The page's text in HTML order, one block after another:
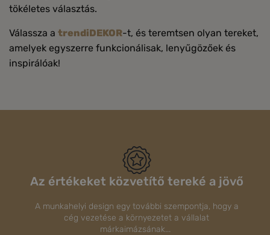
Az értékeket közvetítő tereké a jövő
A munkahelyi design egy további szempontja, hogy a
cég vezetése a környezetet a vállalat
márkaimázsának...
tökéletes választás.
Válassza a trendiDEKOR-t, és teremtsen olyan tereket,
amelyek egyszerre funkcionálisak, lenyűgözőek és
inspirálóak!